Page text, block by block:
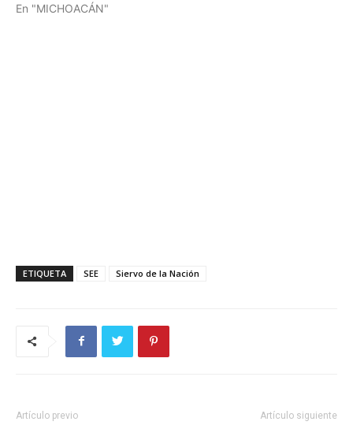
En "MICHOACÁN"
ETIQUETA SEE Siervo de la Nación
Artículo previo Artículo siguiente